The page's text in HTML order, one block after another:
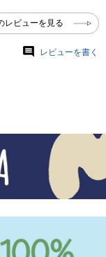
レビューを見る
レビューを書く